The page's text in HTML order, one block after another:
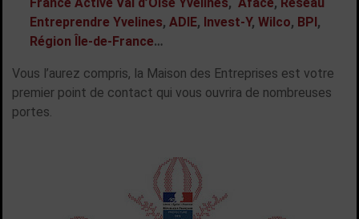
Entreprendre Yvelines, ADIE, Invest-Y, Wilco, BPI ,
Région Île-de-France…
Vous l’aurez compris, la Maison des Entreprises est votre
premier point de contact qui vous ouvrira de nombreuses
portes.